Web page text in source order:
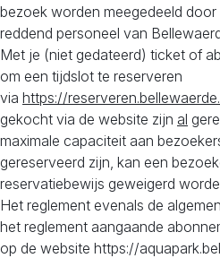
bezoek worden meegedeeld
reddend personeel van
Met je (niet gedateerd) ticket of
om een tijdslot te reserveren
via https://
gekocht via de website zijn al
maximale capaciteit aan
gereserveerd zijn, kan een
reservatiebewijs geweigerd
Het reglement evenals de
het reglement aangaande
op de website https://